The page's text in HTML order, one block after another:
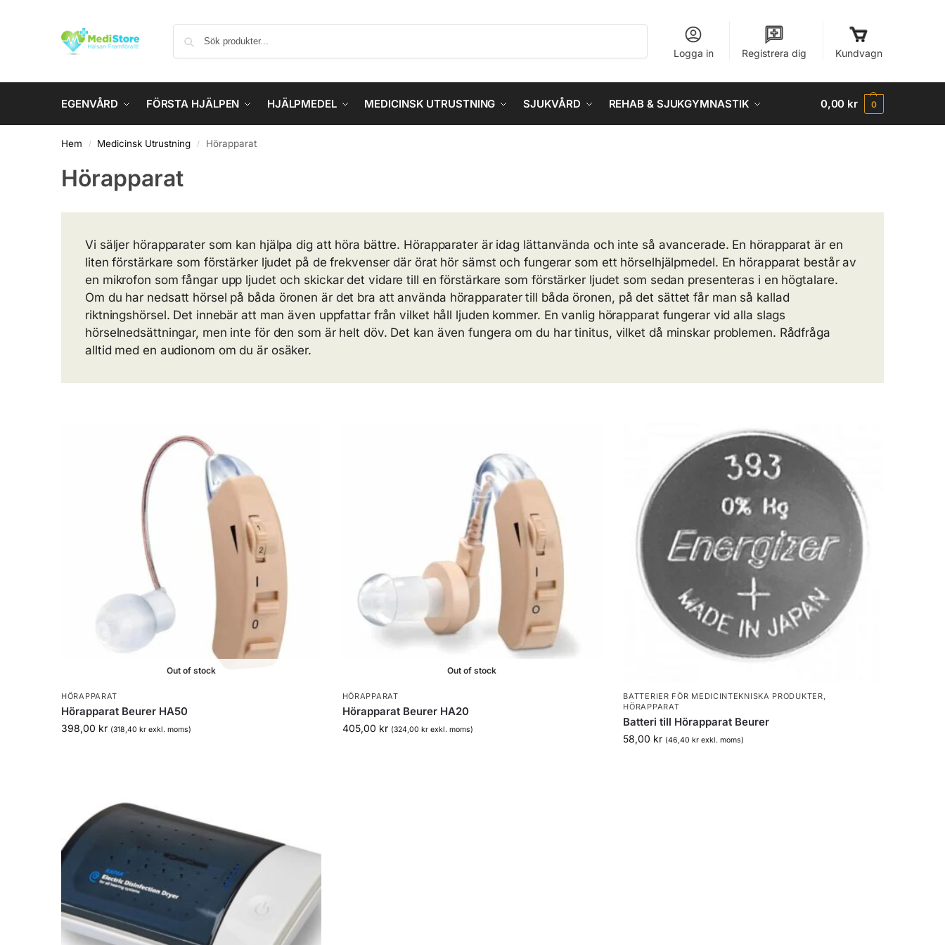
Logga in Registrera dig Kundvagn
EGENVÅRD FÖRSTA HJÄLPEN HJÄLPMEDEL MEDICINSK UTRUSTNING SJUKVÅRD REHAB & SJUKGYMNASTIK 0,00 kr 0
Hem / Medicinsk Utrustning / Hörapparat
Hörapparat
Vi säljer hörapparater som kan hjälpa dig att höra bättre. Hörapparater är idag lättanvända och inte så avancerade. En hörapparat är en
liten förstärkare som förstärker ljudet på de frekvenser där örat hör sämst och fungerar som ett hörselhjälpmedel. En hörapparat består av
en mikrofon som fångar upp ljudet och skickar det vidare till en förstärkare som förstärker ljudet som sedan presenteras i en högtalare.
Om du har nedsatt hörsel på båda öronen är det bra att använda hörapparater till båda öronen, på det sättet får man så kallad
riktningshörsel. Det innebär att man även uppfattar från vilket håll ljuden kommer. En vanlig hörapparat fungerar vid alla slags
hörselnedsättningar, men inte för den som är helt döv. Det kan även fungera om du har tinitus, vilket då minskar problemen. Rådfråga
alltid med en audionom om du är osäker.
Out of stock
HÖRAPPARAT
Hörapparat Beurer HA50
398,00 kr (318,40 kr exkl. moms)
Out of stock
HÖRAPPARAT
Hörapparat Beurer HA20
405,00 kr (324,00 krexkl. moms)
BATTERIER FÖR MEDICINTEKNISKA PRODUKTER
HÖRAPPARAT
Batteri till Hörapparat Beurer
58,00 kr (46,40kr exkl. moms)